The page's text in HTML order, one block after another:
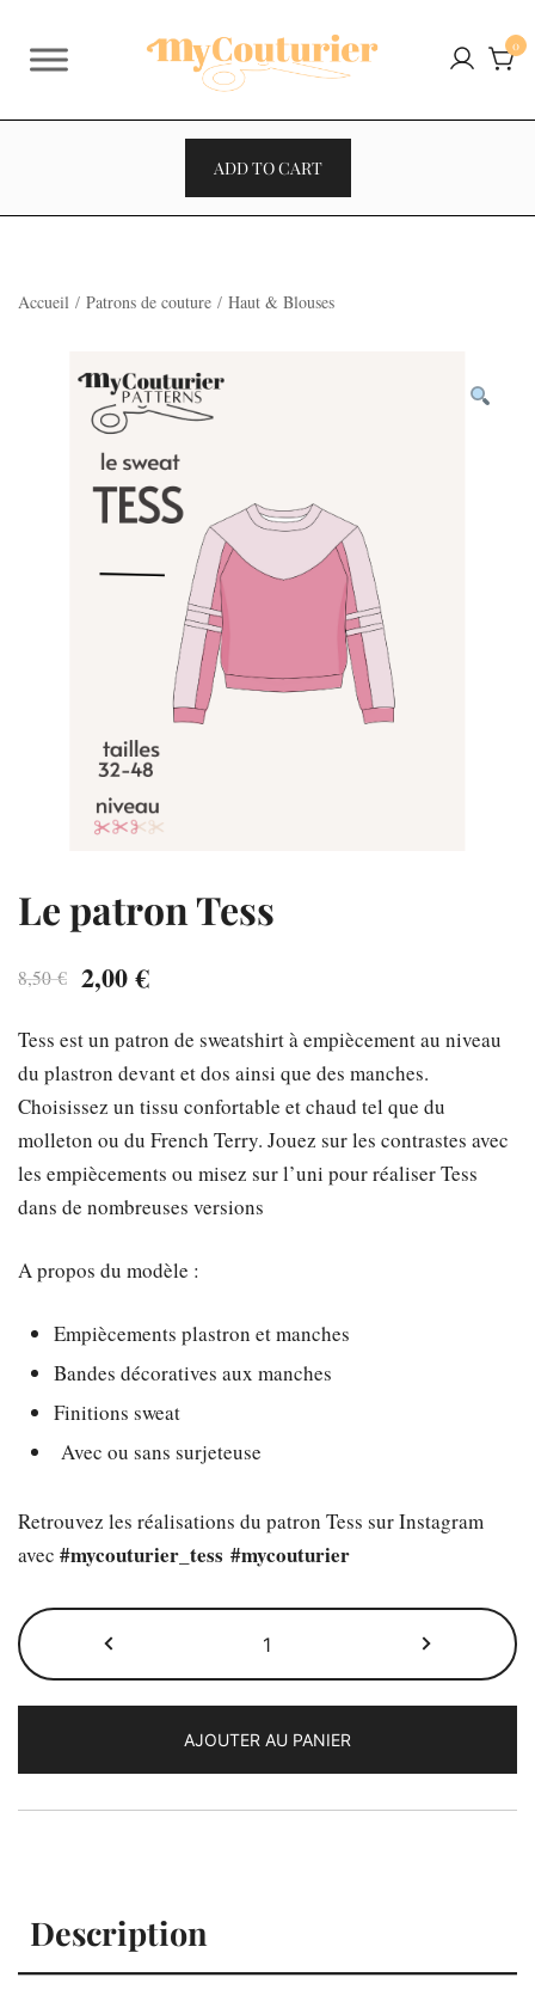
content
0
ADD TO CART
Accueil / Patrons de couture / Haut & Blouses
VENTES À 2€
Le patron Tess
8,50€ Le
initial
était :
8,50 €.
2,00€Le
actuel
est :
2,00 €.
Tess est un patron de sweatshirt à empiècement au niveau
du plastron devant et dos ainsi que des manches.
Choisissez un tissu confortable et chaud tel que du
molleton ou du French Terry. Jouez sur les contrastes avec
les empiècements ou misez sur l’uni pour réaliser Tess
dans de nombreuses versions
A propos du modèle :
Empiècements plastron et manches
Bandes décoratives aux manches
Finitions sweat
Avec ou sans surjeteuse
Retrouvez les réalisations du patron Tess sur Instagram
avec #mycouturier_tess #mycouturier
de
Le
Tess
AJOUTER AU PANIER
Description